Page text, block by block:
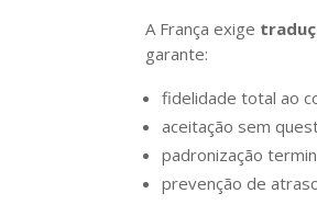
A França exige
garante:
fidelidade total ao
aceitação sem
padronização
prevenção de